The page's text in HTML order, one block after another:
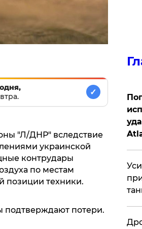
✓
"Л/ДНР" вследствие
украинской
контрудары
по местам
позиции техники.
потери.